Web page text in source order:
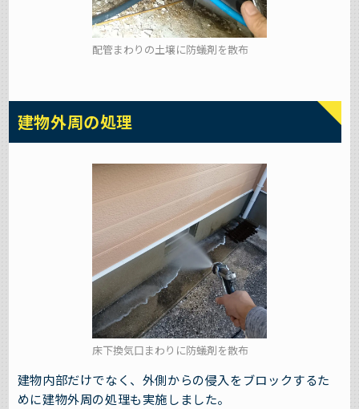
配管まわりの土壌に防蟻剤を散布
建物外周の処理
床下換気口まわりに防蟻剤を散布
建物内部だけでなく、外側からの侵入をブロックするた
めに建物外周の処理も実施しました。